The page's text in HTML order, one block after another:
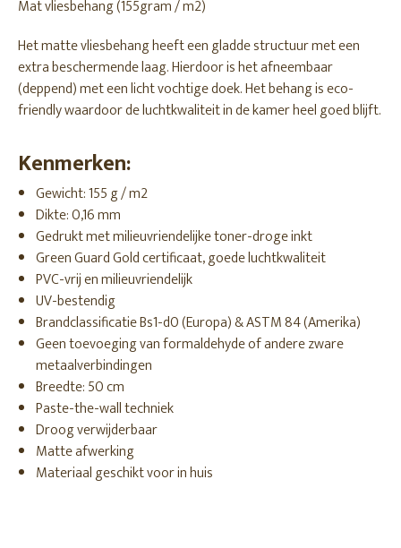
Mat vliesbehang (155gram / m2)
Het matte vliesbehang heeft een gladde structuur met een
extra beschermende laag. Hierdoor is het afneembaar
(deppend) met een licht vochtige doek. Het behang is eco-
friendly waardoor de luchtkwaliteit in de kamer heel goed blijft.
Kenmerken:
Gewicht: 155 g / m2
Dikte: 0,16 mm
Gedrukt met milieuvriendelijke toner-droge inkt
Green Guard Gold certificaat, goede luchtkwaliteit
PVC-vrij en milieuvriendelijk
UV-bestendig
Brandclassificatie Bs1-d0 (Europa) & ASTM 84 (Amerika)
Geen toevoeging van formaldehyde of andere zware
metaalverbindingen
Breedte: 50 cm
Paste-the-wall techniek
Droog verwijderbaar
Matte afwerking
Materiaal geschikt voor in huis